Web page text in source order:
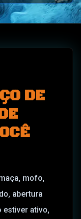
DE
mofo,
abertura
estiver ativo,